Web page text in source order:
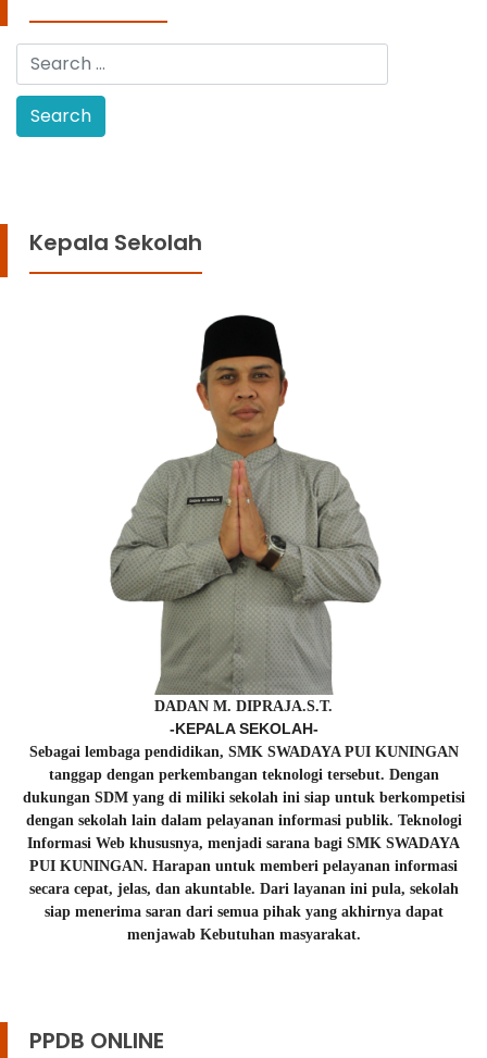
Kepala Sekolah
DADAN M. DIPRAJA.S.T.
-KEPALA SEKOLAH-
Sebagai lembaga pendidikan, SMK SWADAYA PUI KUNINGAN
tanggap dengan perkembangan teknologi tersebut. Dengan
dukungan SDM yang di miliki sekolah ini siap untuk berkompetisi
dengan sekolah lain dalam pelayanan informasi publik. Teknologi
Informasi Web khususnya, menjadi sarana bagi SMK SWADAYA
PUI KUNINGAN. Harapan untuk memberi pelayanan informasi
secara cepat, jelas, dan akuntable. Dari layanan ini pula, sekolah
siap menerima saran dari semua pihak yang akhirnya dapat
menjawab Kebutuhan masyarakat.
PPDB ONLINE